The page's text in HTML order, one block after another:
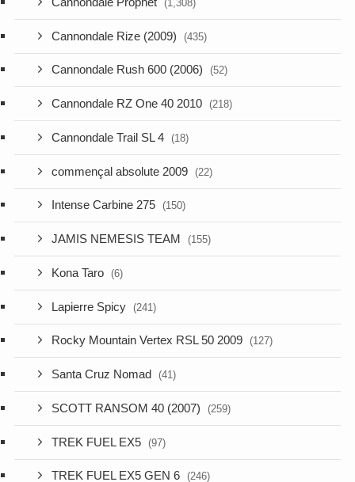
(1,308)
Cannondale Rize (2009) (435)
Cannondale Rush 600 (2006) (52)
Cannondale RZ One 40 2010 (218)
Cannondale Trail SL 4 (18)
commençal absolute 2009 (22)
Intense Carbine 275 (150)
JAMIS NEMESIS TEAM (155)
Kona Taro (6)
Lapierre Spicy (241)
Rocky Mountain Vertex RSL 50 2009 (127)
Santa Cruz Nomad (41)
SCOTT RANSOM 40 (2007) (259)
TREK FUEL EX5 (97)
TREK FUEL EX5 GEN 6 (246)